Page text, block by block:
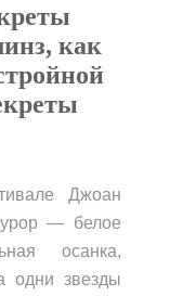
как
Джоан
— белое
осанка,
одни звезды